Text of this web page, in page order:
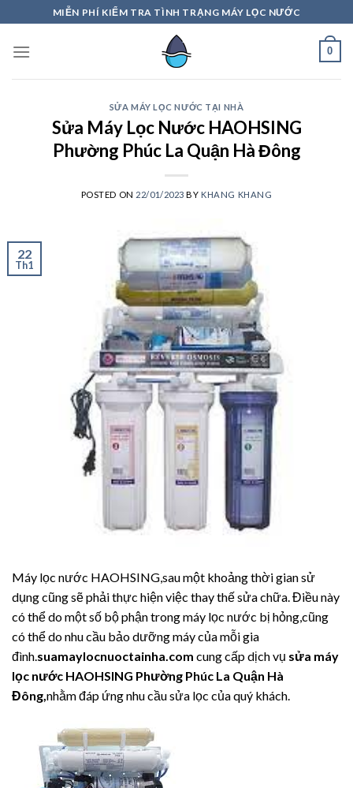
to
content
MIỄN PHÍ KIỂM TRA TÌNH TRẠNG MÁY LỌC NƯỚC
0
SỬA MÁY LỌC NƯỚC TẠI NHÀ
Sửa Máy Lọc Nước HAOHSING
Phường Phúc La Quận Hà Đông
POSTED ON 22/01/2023 BY KHANG KHANG
22
Th1
Máy lọc nước HAOHSING,sau một khoảng thời gian sử
dụng cũng sẽ phải thực hiện việc thay thế sửa chữa. Điều này
có thể do một số bộ phận trong máy lọc nước bị hỏng,cũng
có thể do nhu cầu bảo dưỡng máy của mỗi gia
đình. suamaylocnuoctainha.com cung cấp dịch vụ sửa máy
lọc nước HAOHSING Phường Phúc La Quận Hà
Đông, nhằm đáp ứng nhu cầu sửa lọc của quý khách.